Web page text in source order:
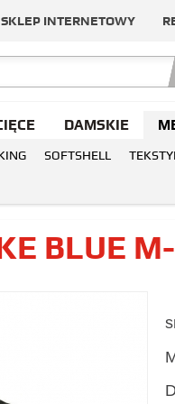
SKLEP INTERNETOWY
DAMSKIE
SOFTSHELL
BLUE